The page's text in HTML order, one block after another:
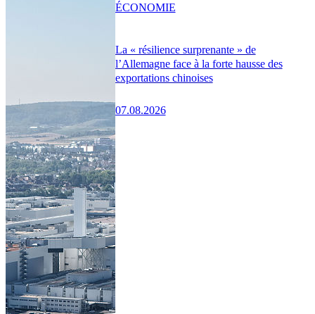
La « résilience surprenante » de
l’Allemagne face à la forte hausse des
exportations chinoises
07.08.2026
ÉCONOMIE